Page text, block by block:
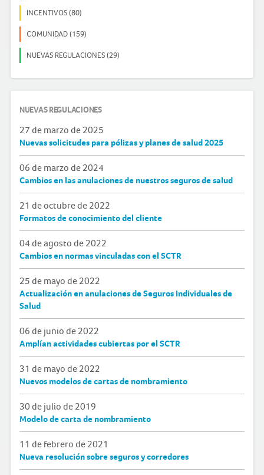
INCENTIVOS (80)
COMUNIDAD (159)
NUEVAS REGULACIONES (29)
NUEVAS REGULACIONES
27 de marzo de 2025
Nuevas solicitudes para pólizas y planes de salud 2025
06 de marzo de 2024
Cambios en las anulaciones de nuestros seguros de salud
21 de octubre de 2022
Formatos de conocimiento del cliente
04 de agosto de 2022
Cambios en normas vinculadas con el SCTR
25 de mayo de 2022
Actualización en anulaciones de Seguros Individuales de
Salud
06 de junio de 2022
Amplían actividades cubiertas por el SCTR
31 de mayo de 2022
Nuevos modelos de cartas de nombramiento
30 de julio de 2019
Modelo de carta de nombramiento
11 de febrero de 2021
Nueva resolución sobre seguros y corredores